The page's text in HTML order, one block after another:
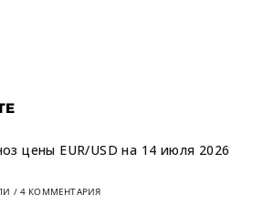
цены EUR/USD на 14 июля 2026
/ 4 КОММЕНТАРИЯ